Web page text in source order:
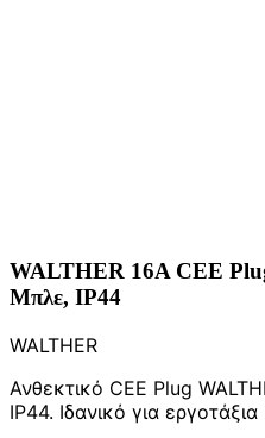
WALTHER 16A CEE
Μπλε, IP44
WALTHER
Ανθεκτικό CEE Plug
IP44. Ιδανικό για